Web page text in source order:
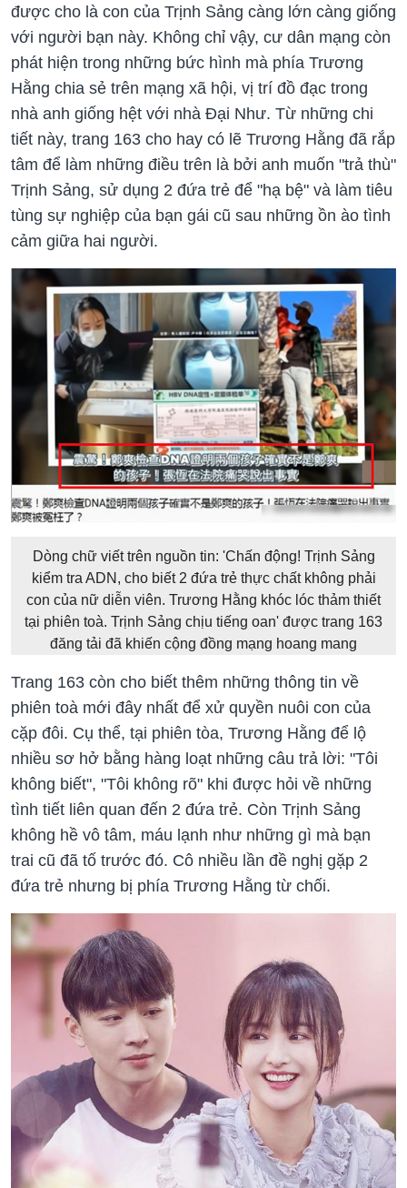
được cho là con của Trịnh Sảng càng lớn càng giống
với người bạn này. Không chỉ vậy, cư dân mạng còn
phát hiện trong những bức hình mà phía Trương
Hằng chia sẻ trên mạng xã hội, vị trí đồ đạc trong
nhà anh giống hệt với nhà Đại Như. Từ những chi
tiết này, trang 163 cho hay có lẽ Trương Hằng đã rắp
tâm để làm những điều trên là bởi anh muốn "trả thù"
Trịnh Sảng, sử dụng 2 đứa trẻ để "hạ bệ" và làm tiêu
tùng sự nghiệp của bạn gái cũ sau những ồn ào tình
cảm giữa hai người.
Dòng chữ viết trên nguồn tin: 'Chấn động! Trịnh Sảng
kiểm tra ADN, cho biết 2 đứa trẻ thực chất không phải
con của nữ diễn viên. Trương Hằng khóc lóc thảm thiết
tại phiên toà. Trịnh Sảng chịu tiếng oan' được trang 163
đăng tải đã khiến cộng đồng mạng hoang mang
Trang 163 còn cho biết thêm những thông tin về
phiên toà mới đây nhất để xử quyền nuôi con của
cặp đôi. Cụ thể, tại phiên tòa, Trương Hằng để lộ
nhiều sơ hở bằng hàng loạt những câu trả lời: "Tôi
không biết", "Tôi không rõ" khi được hỏi về những
tình tiết liên quan đến 2 đứa trẻ. Còn Trịnh Sảng
không hề vô tâm, máu lạnh như những gì mà bạn
trai cũ đã tố trước đó. Cô nhiều lần đề nghị gặp 2
đứa trẻ nhưng bị phía Trương Hằng từ chối.